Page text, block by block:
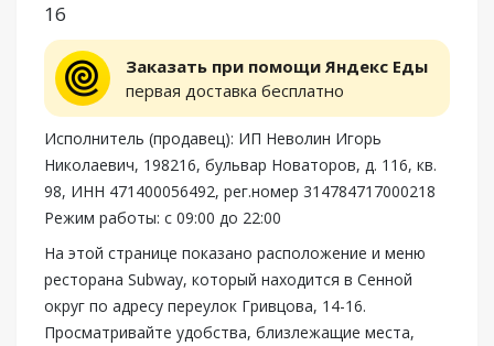
16
Заказать при помощи Яндекс Еды
первая доставка бесплатно
Исполнитель (продавец): ИП Неволин Игорь
Николаевич, 198216, бульвар Новаторов, д. 116, кв.
98, ИНН 471400056492, рег.номер 314784717000218
Режим работы: с 09:00 до 22:00
На этой странице показано расположение и меню
ресторана Subway, который находится в Сенной
округ по адресу переулок Гривцова, 14-16.
Просматривайте удобства, близлежащие места,